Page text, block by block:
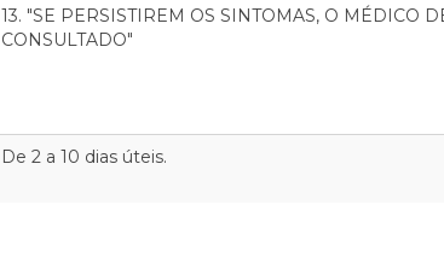
13. "SE PERSISTIREM OS SINTOMAS, O MÉDICO
CONSULTADO"
De 2 a 10 dias úteis.